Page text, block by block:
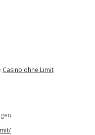
Casino ohne Limit